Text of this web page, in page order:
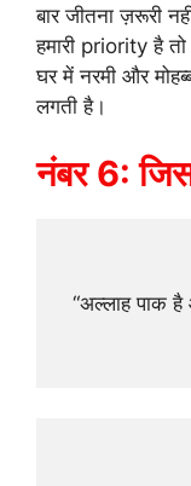
बार जीतना ज़रूरी
हमारी priority है
घर में नरमी और
लगती है।
नंबर 6:
“अल्लाह पाक